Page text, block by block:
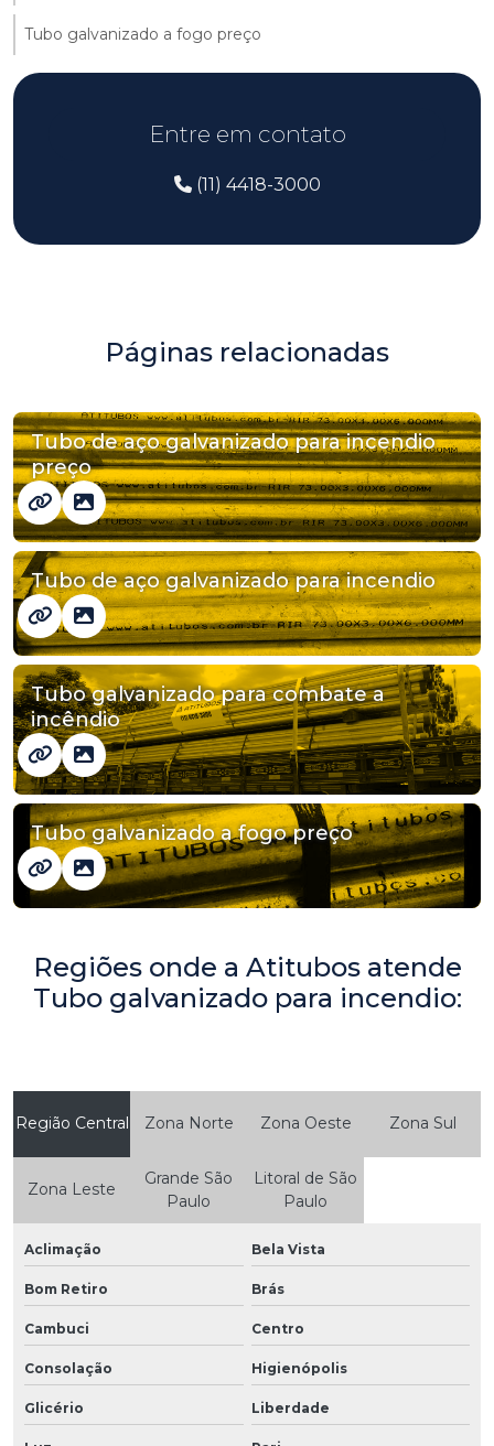
Tubo galvanizado a fogo preço
Entre em contato
(11) 4418-3000
Páginas relacionadas
Tubo de aço galvanizado para incendio
preço
Tubo de aço galvanizado para incendio
Tubo galvanizado para combate a
incêndio
Tubo galvanizado a fogo preço
Regiões onde a Atitubos atende
Tubo galvanizado para incendio:
Região Central Zona Norte Zona Oeste Zona Sul
Zona Leste
Grande São
Paulo
Litoral de São
Paulo
Aclimação Bela Vista
Bom Retiro Brás
Cambuci Centro
Consolação Higienópolis
Glicério Liberdade